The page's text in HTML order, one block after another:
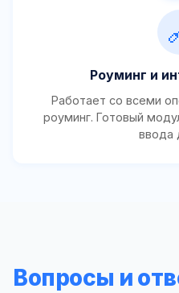
Роуминг и
Работает со всеми
роуминг. Готовый
ввода
Вопросы и